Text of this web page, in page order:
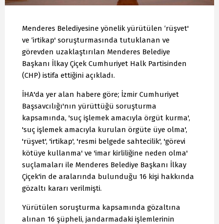
Menderes Belediyesine yönelik yürütülen ‘rüşvet'
ve ‘irtikap' soruşturmasında tutuklanan ve
görevden uzaklaştırılan Menderes Belediye
Başkanı İlkay Çiçek Cumhuriyet Halk Partisinden
(CHP) istifa ettiğini açıkladı.
İHA'da yer alan habere göre; İzmir Cumhuriyet
Başsavcılığı'nın yürüttüğü soruşturma
kapsamında, 'suç işlemek amacıyla örgüt kurma',
'suç işlemek amacıyla kurulan örgüte üye olma',
'rüşvet', 'irtikap', 'resmi belgede sahtecilik', 'görevi
kötüye kullanma' ve 'imar kirliliğine neden olma'
suçlamaları ile Menderes Belediye Başkanı İlkay
Çiçek'in de aralarında bulunduğu 16 kişi hakkında
gözaltı kararı verilmişti.
Yürütülen soruşturma kapsamında gözaltına
alınan 16 şüpheli, jandarmadaki işlemlerinin